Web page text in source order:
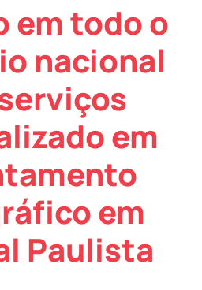
em todo o
nacional
em
em
Paulista